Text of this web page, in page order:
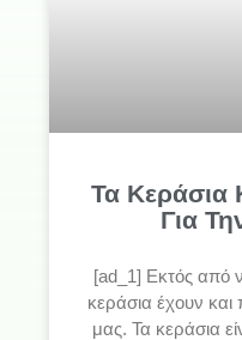
Τα Κεράσια
Για
[ad_1] Εκτός από
κεράσια έχουν και
μας. Τα κεράσια